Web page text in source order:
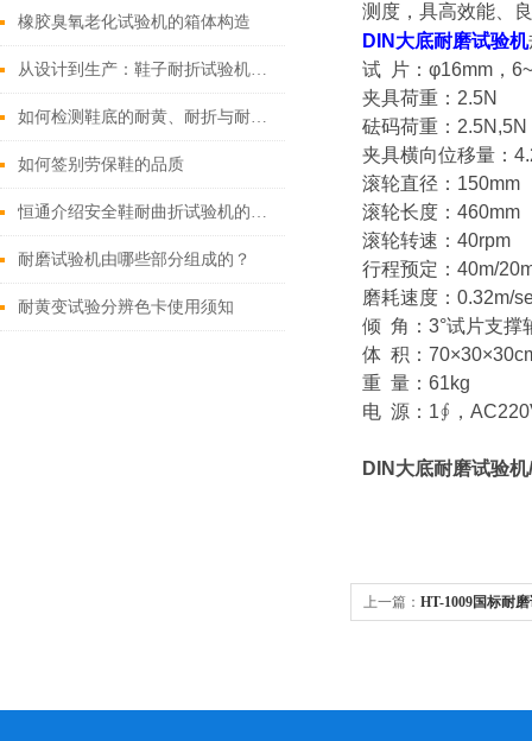
橡胶臭氧老化试验机的箱体构造
从设计到生产：鞋子耐折试验机在鞋类研发流程中的重要作用
如何检测鞋底的耐黄、耐折与耐磨性能？
如何签别劳保鞋的品质
恒通介绍安全鞋耐曲折试验机的测试要求
耐磨试验机由哪些部分组成的？
耐黄变试验分辨色卡使用须知
测度，具高效能、
DIN 大底耐磨试验机
试 片：φ16mm，
夹具荷重：2.5N
砝码荷重：2.5N,5N
夹具横向位移量：
滚轮直径：150mm
滚轮长度：460mm
滚轮转速：40rpm
行程预定：40m/
磨耗速度：0.32m/
倾 角：3°试片支撑
体 积：
重 量：61kg
电 源：1∮，
DIN大底耐磨试验机
上一篇： HT-1009国标耐